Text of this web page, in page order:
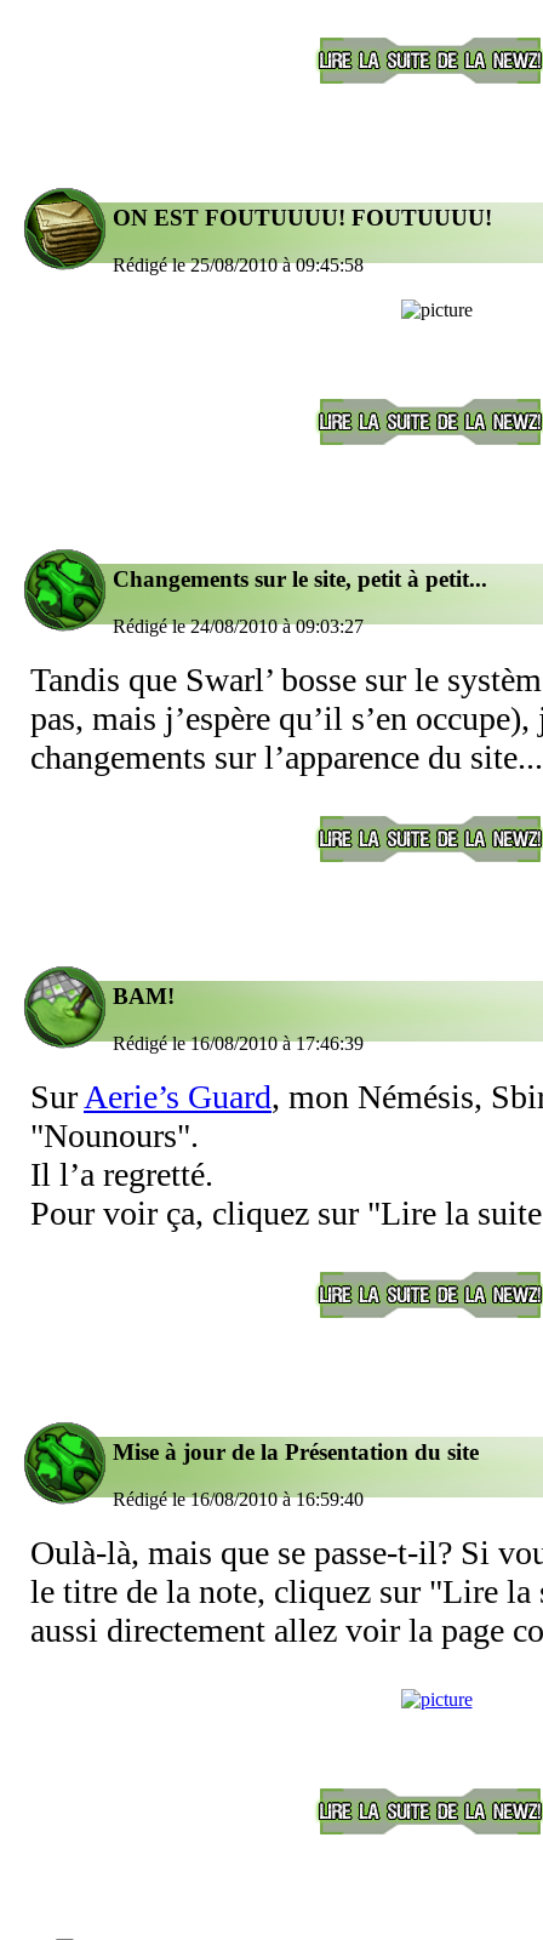
ON EST FOUTUUUU! FOUTUUUU!
Rédigé le 25/08/2010 à 09:45:58
Changements sur le site, petit à petit...
Rédigé le 24/08/2010 à 09:03:27
Tandis que Swarl’ bosse sur le
pas, mais j’espère qu’il s’en
changements sur l’apparence du site...
BAM!
Rédigé le 16/08/2010 à 17:46:39
Sur Aerie’s Guard, mon Némésis,
"Nounours".
Il l’a regretté.
Pour voir ça, cliquez sur "Lire la
Mise à jour de la Présentation du site
Rédigé le 16/08/2010 à 16:59:40
Oulà-là, mais que se passe-t-il? Si
le titre de la note, cliquez sur "Lire la
aussi directement allez voir la page